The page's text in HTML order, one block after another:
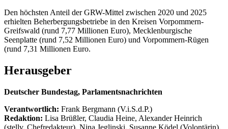
Den höchsten Anteil der GRW-Mittel zwischen 2020 und 2025
erhielten Beherbergungsbetriebe in den Kreisen Vorpommern-
Greifswald (rund 7,77 Millionen Euro), Mecklenburgische
Seenplatte (rund 7,52 Millionen Euro) und Vorpommern-Rügen
(rund 7,31 Millionen Euro.
Herausgeber
Deutscher Bundestag, Parlamentsnachrichten
Verantwortlich: Frank Bergmann (V.i.S.d.P.)
Redaktion: Lisa Brüßler, Claudia Heine, Alexander Heinrich
(stellv. Chefredakteur), Nina Jeglinski, Susanne Ködel (Volontärin),